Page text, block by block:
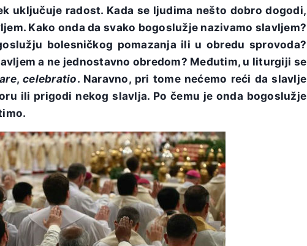
uključuje radost. Kada se ljudima nešto dobro dogodi,
Kako onda da svako bogoslužje nazivamo slavljem?
bolesničkog pomazanja ili u obredu sprovoda?
a ne jednostavno obredom? Međutim, u liturgiji se
,celebratio. Naravno, pri tome nećemo reći da slavlje
ili prigodi nekog slavlja. Po čemu je onda bogoslužje